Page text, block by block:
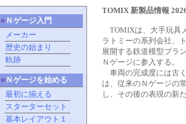
TOMIX 新製品情報
TOMIXは、大手玩具
ラトミーの系列会社、
展開する鉄道模型ブラ
Ｎゲージに参入する。
車両の完成度には古
は、従来のＮゲージの
し、その後の表現の新
■ Ｎゲージ入門
メーカー
歴史の始まり
軌跡
■ Ｎゲージを始める
最初に揃える
スターターセット
基本レイアウト１